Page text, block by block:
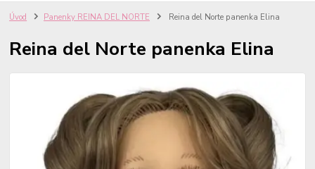
Úvod Panenky REINA DEL NORTE Reina del Norte panenka Elina
Reina del Norte panenka Elina